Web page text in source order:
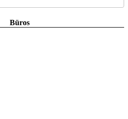
Büros